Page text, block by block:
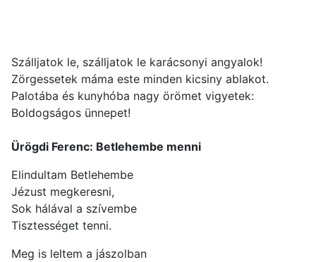
Szálljatok le, szálljatok le karácsonyi angyalok!
Zörgessetek máma este minden kicsiny ablakot.
Palotába és kunyhóba nagy örömet vigyetek:
Boldogságos ünnepet!
Ürögdi Ferenc: Betlehembe menni
Elindultam Betlehembe
Jézust megkeresni,
Sok hálával a szívembe
Tisztességet tenni.
Meg is leltem a jászolban